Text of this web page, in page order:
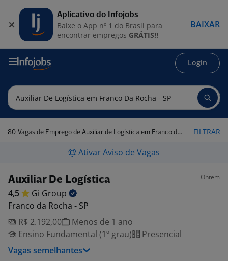
Login
80 Vagas de Emprego de Auxiliar de Logística em Franco da Rocha - SP FILTRAR
Ativar Aviso de Vagas
Auxiliar De Logística Ontem
4,5 Gi Group
Franco da Rocha - SP
R$ 2.192,00
Menos de 1 ano
Ensino Fundamental (1º grau)
Presencial
Vagas semelhantes
Aplicativo do Infojobs
Baixe o App nº 1 do Brasil para
encontrar empregos GRÁTIS!!
BAIXAR